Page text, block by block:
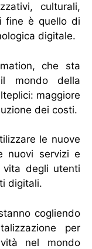
culturali,
fine è quello di
digitale.
che sta
mondo della
maggiore
dei costi.
le nuove
nuovi servizi e
vita degli utenti
digitali.
cogliendo
per
nel mondo